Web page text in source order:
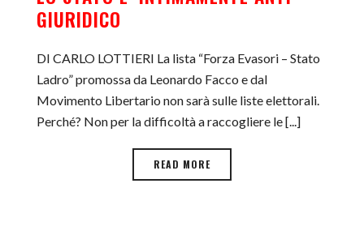
GIURIDICO
DI CARLO LOTTIERI La lista “Forza Evasori – Stato
Ladro” promossa da Leonardo Facco e dal
Movimento Libertario non sarà sulle liste elettorali.
Perché? Non per la difficoltà a raccogliere le [...]
READ MORE